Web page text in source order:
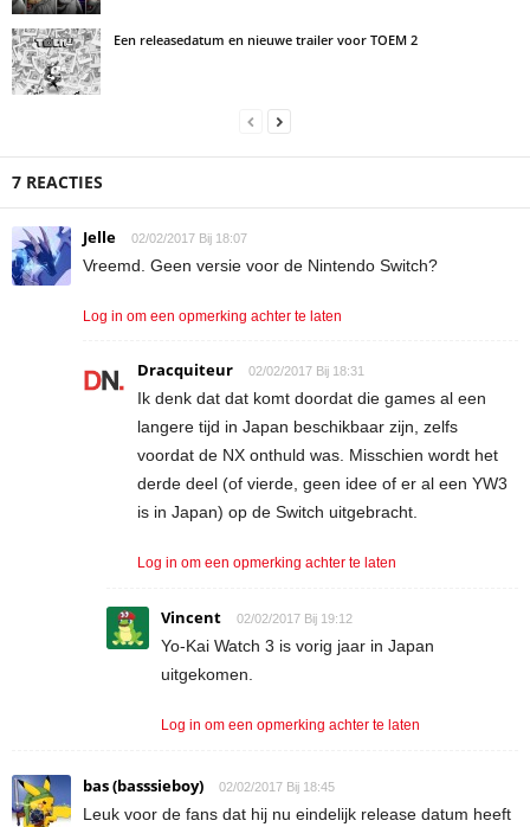
Een releasedatum en nieuwe trailer voor TOEM 2
7 REACTIES
Jelle 02/02/2017 Bij 18:07
Vreemd. Geen versie voor de Nintendo Switch?
Log in om een opmerking achter te laten
Dracquiteur 02/02/2017 Bij 18:31
Ik denk dat dat komt doordat die games al een
langere tijd in Japan beschikbaar zijn, zelfs
voordat de NX onthuld was. Misschien wordt het
derde deel (of vierde, geen idee of er al een YW3
is in Japan) op de Switch uitgebracht.
Log in om een opmerking achter te laten
Vincent 02/02/2017 Bij 19:12
Yo-Kai Watch 3 is vorig jaar in Japan
uitgekomen.
Log in om een opmerking achter te laten
bas (basssieboy) 02/02/2017 Bij 18:45
Leuk voor de fans dat hij nu eindelijk release datum heeft